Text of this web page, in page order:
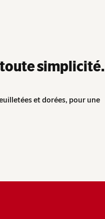
toute simplicité.
et dorées, pour une